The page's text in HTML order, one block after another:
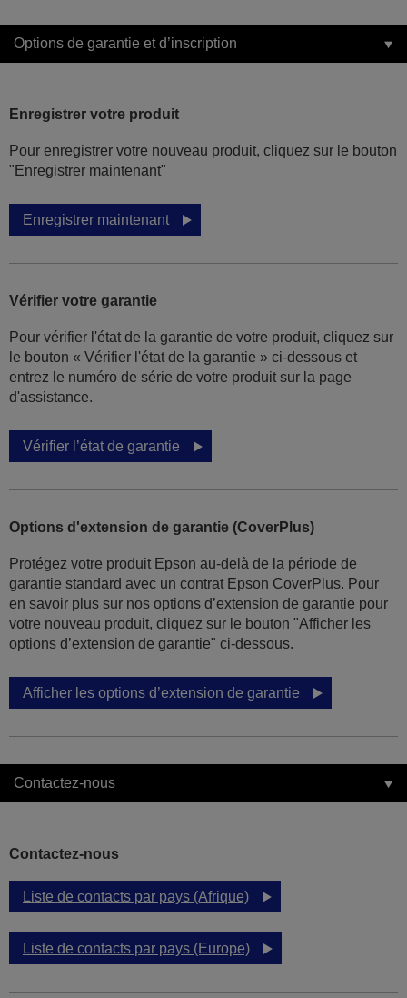
Options de garantie et d’inscription
Enregistrer votre produit
Pour enregistrer votre nouveau produit, cliquez sur le bouton
"Enregistrer maintenant"
Enregistrer maintenant
Vérifier votre garantie
Pour vérifier l'état de la garantie de votre produit, cliquez sur
le bouton « Vérifier l'état de la garantie » ci-dessous et
entrez le numéro de série de votre produit sur la page
d'assistance.
Vérifier l’état de garantie
Options d'extension de garantie (CoverPlus)
Protégez votre produit Epson au-delà de la période de
garantie standard avec un contrat Epson CoverPlus. Pour
en savoir plus sur nos options d’extension de garantie pour
votre nouveau produit, cliquez sur le bouton "Afficher les
options d’extension de garantie" ci-dessous.
Afficher les options d’extension de garantie
Contactez-nous
Contactez-nous
Liste de contacts par pays (Afrique)
Liste de contacts par pays (Europe)